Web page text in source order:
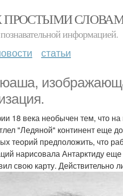
ПРОСТЫМИ
информацией.
статьи
18 века необычен тем, что
"Ледяной" континент еще
теорий предположить, что
нарисовала Антарктиду
свою карту. Действительно